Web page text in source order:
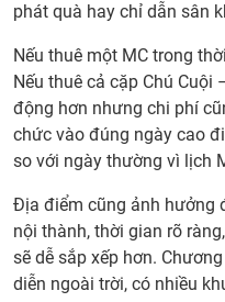
phát quà hay chỉ dẫn sân
Nếu thuê một MC trong
Nếu thuê cả cặp Chú Cuội
động hơn nhưng chi phí
chức vào đúng ngày cao
so với ngày thường vì lịch
Địa điểm cũng ảnh hưởng
nội thành, thời gian rõ
sẽ dễ sắp xếp hơn.
diễn ngoài trời, có nhiều